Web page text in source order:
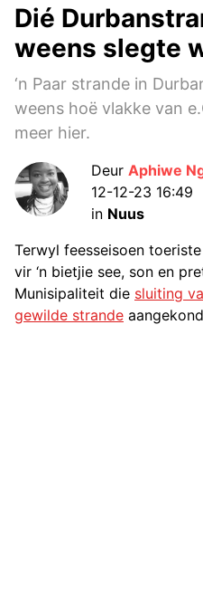
Dié
weens slegte
‘n Paar strande in
weens hoë vlakke van
meer hier.
Deur Aphiwe
12-12-23 16:49
in Nuus
Terwyl feesseisoen
vir ‘n bietjie see, son en
Munisipaliteit die sluiting
gewilde strande